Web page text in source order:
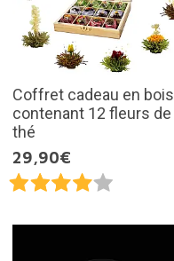
Coffret cadeau en bois
contenant 12 fleurs de
thé
29,90€